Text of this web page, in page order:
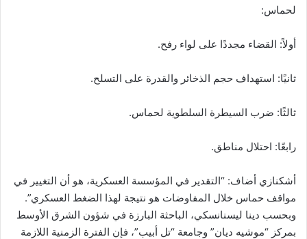
لحماس:
أولاً: القضاء مجددًا على لواء رفح.
ثانيًا: استهداف حجم الذخائر والقدرة على التسلح.
ثالثًا: ضرب السيطرة السلطوية لحماس.
رابعًا: احتلال مناطق.
أشكنازي أضاف: “التقدير في المؤسسة العسكرية، هو أن التغيير في
مواقف حماس خلال المفاوضات هو نتيجة لهذا الضغط العسكري”.
وبحسب دينا ليسنانسكي، الباحثة البارزة في شؤون الشرق الأوسط
بمركز “موشيه ديان” وجامعة “تل أبيب”، فإن الفترة الزمنية اللازمة